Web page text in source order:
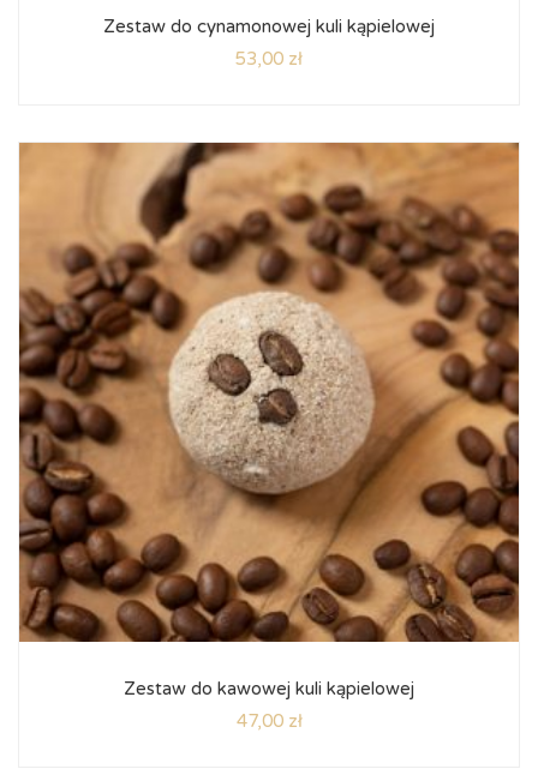
Zestaw do cynamonowej kuli kąpielowej
53,00 zł
Zestaw do kawowej kuli kąpielowej
47,00 zł